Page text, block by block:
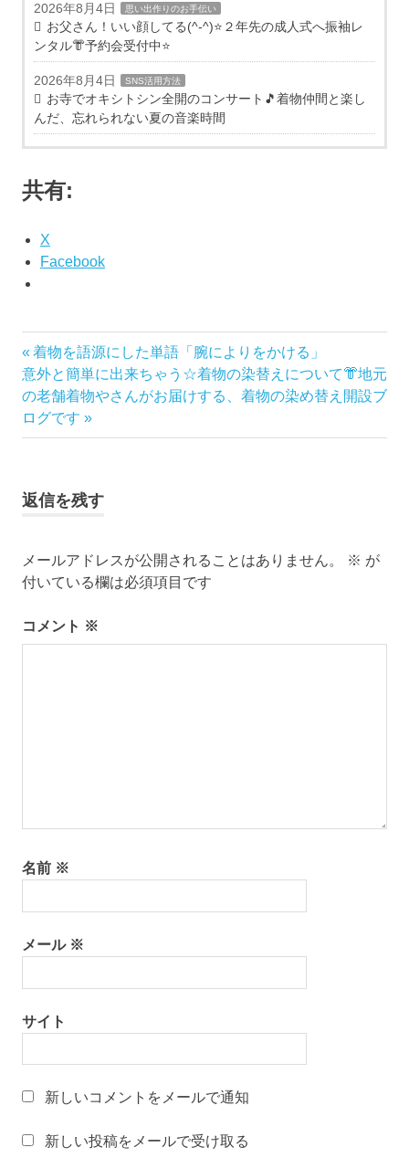
2026年8月4日 思い出作りのお手伝い
お父さん！いい顔してる(^-^)⭐️２年先の成人式へ振袖レ
ンタル👘予約会受付中⭐️
2026年8月4日 SNS活用方法
お寺でオキシトシン全開のコンサート🎵着物仲間と楽し
んだ、忘れられない夏の音楽時間
共有:
X
Facebook
き
も
の
か
か
タ
和
化
の
有
山
の
舗
形
投
稿
ナ
ゲ
ー
シ
ョ
前
の
記
事:
着物を語源にした単語「腕によりをかける」
次
の
記
事:
意外と簡単に出来ちゃう☆着物の染替えについて👘地元
の老舗着物やさんがお届けする、着物の染め替え開設ブ
ログです
返信を残す
メールアドレスが公開されることはありません。 ※ が
付いている欄は必須項目です
コメント ※
名前 ※
メール ※
サイト
新しいコメントをメールで通知
新しい投稿をメールで受け取る